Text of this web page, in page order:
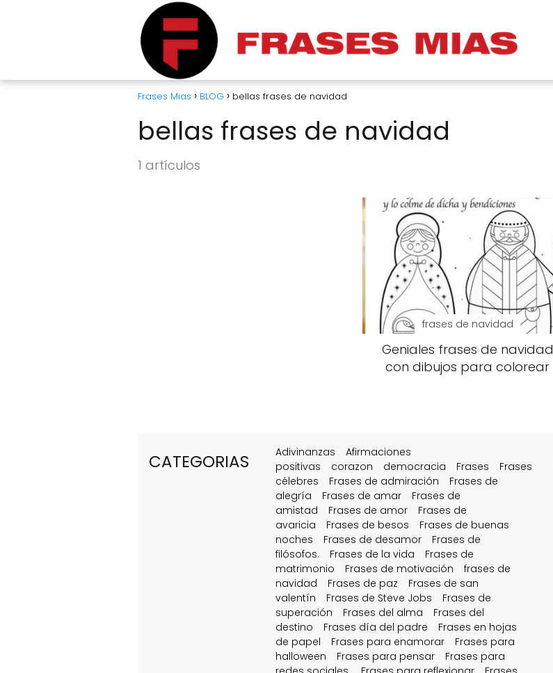
Frases Mias BLOG bellas frases de navidad
bellas frases de navidad
1 artículos
frases de navidad
Geniales frases de navidad
con dibujos para colorear
CATEGORIAS Adivinanzas
Afirmaciones
positivas
corazon democracia Frases
Frases
célebres
Frases de admiración
Frases de
alegría
Frases de amar
Frases de
amistad
Frases de amor
Frases de
avaricia
Frases de besos
Frases de buenas
noches
Frases de desamor
Frases de
filósofos.
Frases de la vida
Frases de
matrimonio
Frases de motivación
frases de
navidad
Frases de paz
Frases de san
valentín
Frases de Steve Jobs
Frases de
superación
Frases del alma
Frases del
destino
Frases día del padre
Frases en hojas
de papel
Frases para enamorar
Frases para
halloween
Frases para pensar
Frases para